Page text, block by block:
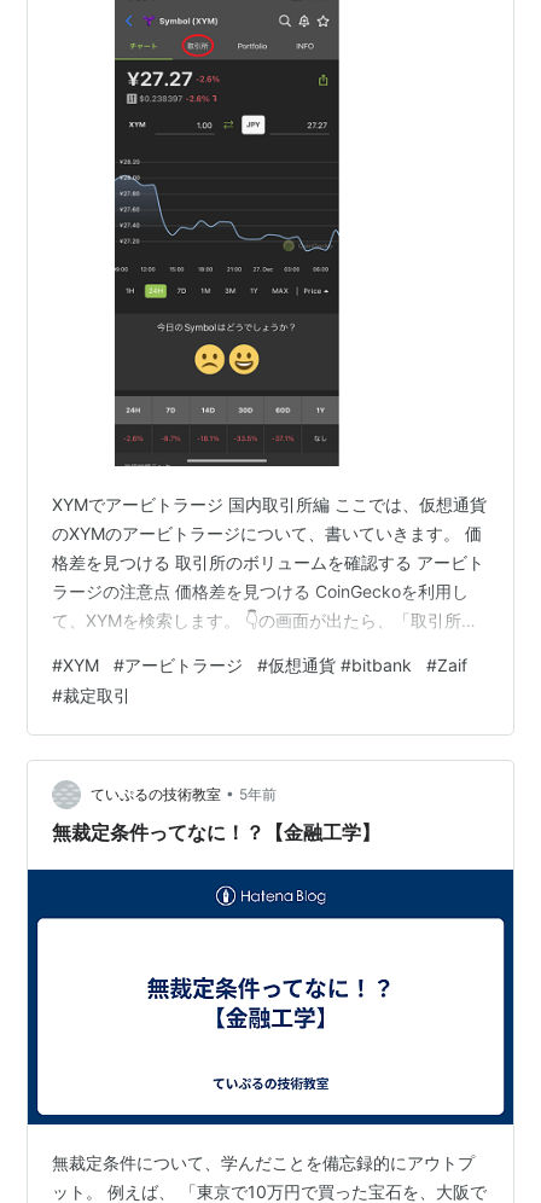
XYMでアービトラージ 国内取引所編 ここでは、仮想通貨
のXYMのアービトラージについて、書いていきます。 価
格差を見つける 取引所のボリュームを確認する アービト
ラージの注意点 価格差を見つける CoinGeckoを利用し
て、XYMを検索します。 👇の画面が出たら、「取引所」
て、取引量順に並べ変える。 BitbankとZaifの「Price」
の価格を確認。 ここで注意するのは、価格差だけでな
く、取引の板の状況を確認すること。 👆のそれぞれの価
格のところをタッチすると、👇のように各取引所の板が確
認できます。 取引所のボリュームを確認…
#XYM #アービトラージ #仮想通貨 #bitbank #Zaif
#裁定取引
ていぷるの技術教室 • 5年前
無裁定条件ってなに！？【金融工学】
無裁定条件について、学んだことを備忘録的にアウトプ
ット。 例えば、 「東京で10万円で買った宝石を、大阪で